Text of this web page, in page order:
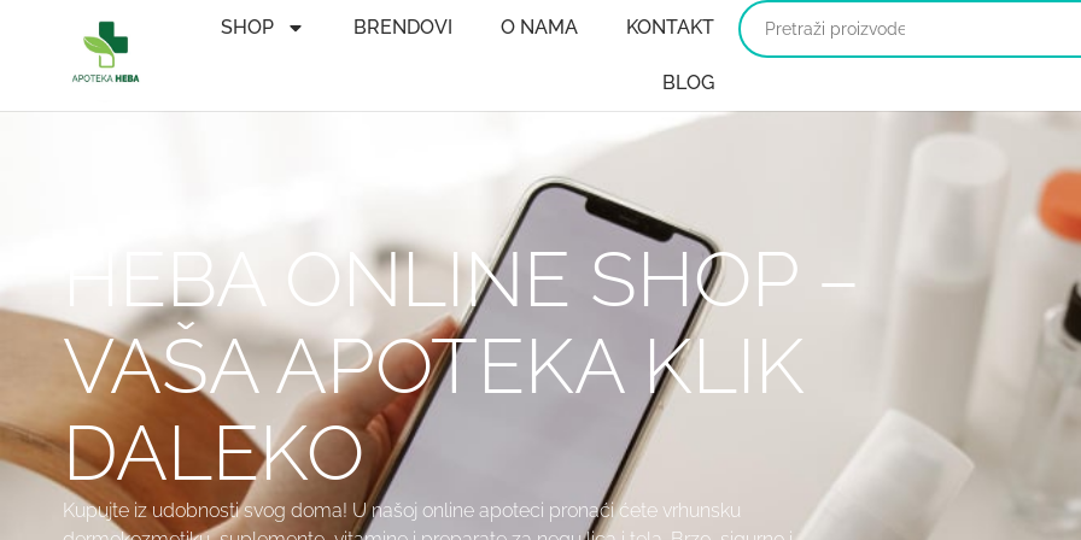
SHOP BRENDOVI O NAMA KONTAKT
BLOG
HEBA ONLINE SHOP –
VAŠA APOTEKA KLIK
DALEKO
Kupujte iz udobnosti svog doma! U našoj online apoteci pronaći ćete vrhunsku